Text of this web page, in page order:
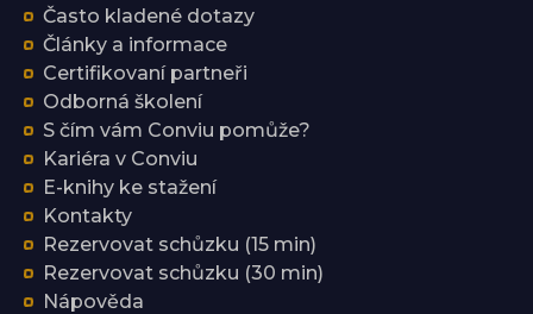
Často kladené dotazy
Články a informace
Certifikovaní partneři
Odborná školení
S čím vám Conviu pomůže?
Kariéra v Conviu
E-knihy ke stažení
Kontakty
Rezervovat schůzku (15 min)
Rezervovat schůzku (30 min)
Nápověda